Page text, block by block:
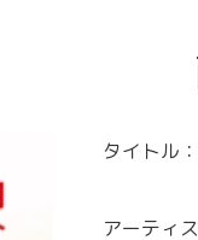
タイトル：
アーティ